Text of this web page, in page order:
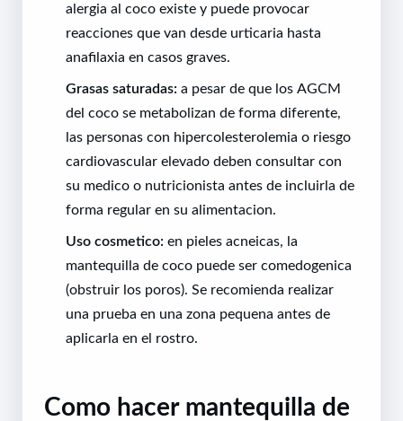
alergia al coco existe y puede provocar
reacciones que van desde urticaria hasta
anafilaxia en casos graves.
Grasas saturadas: a pesar de que los AGCM
del coco se metabolizan de forma diferente,
las personas con hipercolesterolemia o riesgo
cardiovascular elevado deben consultar con
su medico o nutricionista antes de incluirla de
forma regular en su alimentacion.
Uso cosmetico: en pieles acneicas, la
mantequilla de coco puede ser comedogenica
(obstruir los poros). Se recomienda realizar
una prueba en una zona pequena antes de
aplicarla en el rostro.
Como hacer mantequilla de